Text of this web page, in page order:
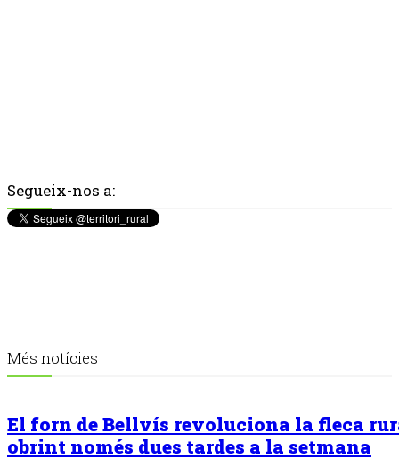
Segueix-nos a:
Més notícies
El forn de Bellvís revoluciona la fleca
obrint només dues tardes a la setmana